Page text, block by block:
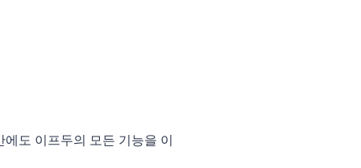
도 이프두의 모든 기능을 이